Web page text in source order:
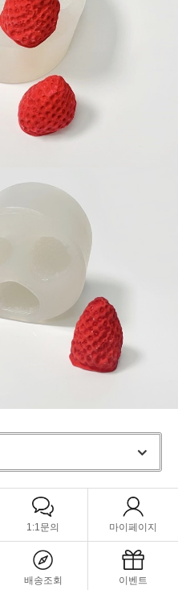
1:1문의 마이페이지
배송조회 이벤트